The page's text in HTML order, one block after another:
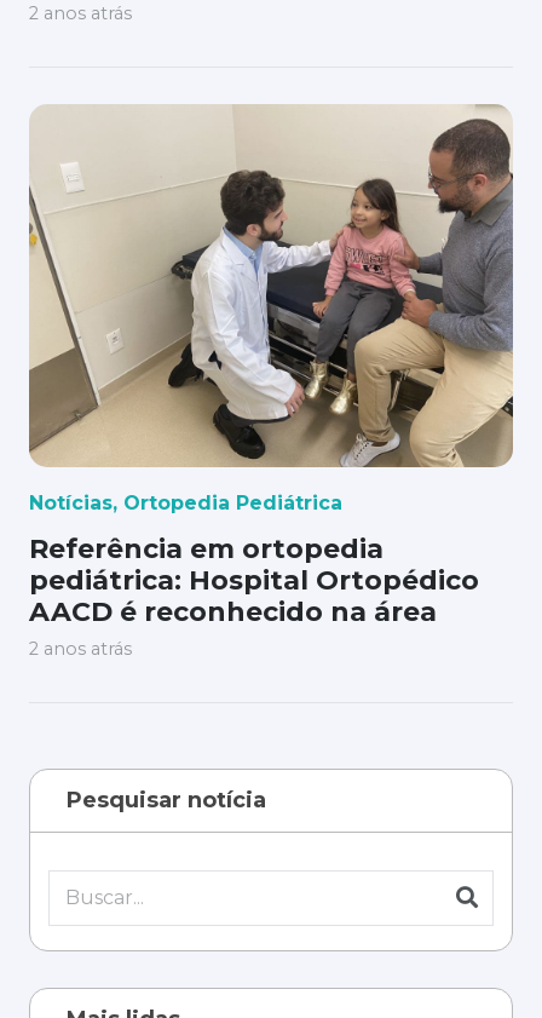
2 anos atrás
Notícias, Ortopedia Pediátrica
Referência em ortopedia
pediátrica: Hospital Ortopédico
AACD é reconhecido na área
2 anos atrás
Pesquisar notícia